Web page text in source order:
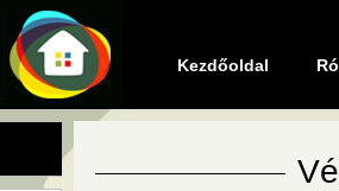
Kezdőoldal